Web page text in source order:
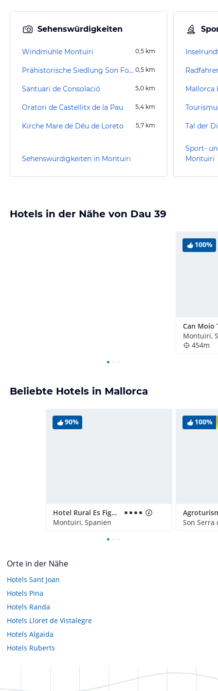
Sehenswürdigkeiten
Windmühle Montuiri 0,5 km
Prähistorische Siedlung Son Fornés 0,5 km
Santuari de Consolació 5,0 km
Oratori de Castellitx de la Pau 5,4 km
Kirche Mare de Déu de Loreto 5,7 km
Sehenswürdigkeiten in Montuiri
Mallorca
Tal der
Sport-
Montuiri
Hotels in der Nähe von Dau 39
100%
Montuiri,
454m
Beliebte Hotels in Mallorca
90%
Hotel Rural Es Figueral Nou
Montuiri, Spanien
100%
Son Serra
Orte in der Nähe
Hotels Sant Joan
Hotels Pina
Hotels Randa
Hotels Lloret de Vistalegre
Hotels Algaida
Hotels Ruberts